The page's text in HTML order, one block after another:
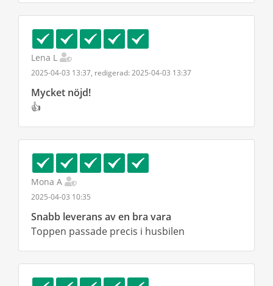
Lena L
2025-04-03 13:37, redigerad: 2025-04-03 13:37
Mycket nöjd!
👍
Mona A
2025-04-03 10:35
Snabb leverans av en bra vara
Toppen passade precis i husbilen